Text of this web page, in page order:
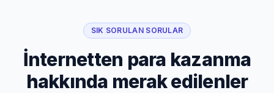
SIK SORULAN SORULAR
İnternetten para kazanma
hakkında merak edilenler